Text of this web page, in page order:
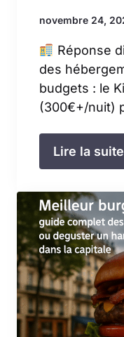
novembre 24,
Réponse
des
budgets : le
(300€+/nuit)
Lire la suite